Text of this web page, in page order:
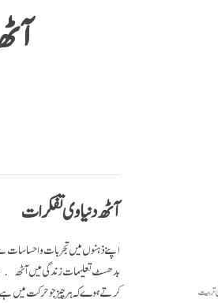
تربیت
آٹھ دنیاوی تفکرات
اپنے ذہنوں میں تجربات و احساسات
بدھسٹ تعلیمات زندگی میں آٹھ
کرتے ہوے کہ ہر چیز جو حرکت میں